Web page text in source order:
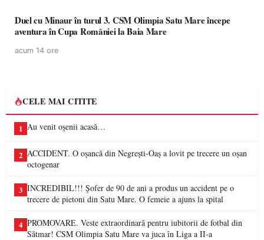
Duel cu Minaur în turul 3. CSM Olimpia Satu Mare începe
aventura în Cupa României la Baia Mare
acum 14 ore
CELE MAI CITITE
1 Au venit oșenii acasă…
2 ACCIDENT. O oșancă din Negrești-Oaș a lovit pe trecere un oșan
octogenar
3 INCREDIBIL!!! Șofer de 90 de ani a produs un accident pe o
trecere de pietoni din Satu Mare. O femeie a ajuns la spital
4 PROMOVARE. Veste extraordinară pentru iubitorii de fotbal din
Sătmar! CSM Olimpia Satu Mare va juca în Liga a II-a